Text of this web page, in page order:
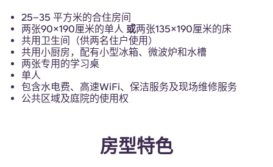
Portuguese
25–35 平方米的合住房间
两张90×190厘米的单人 或两张135×190厘米的床
共用卫生间（供两名住户使用）
共用小厨房，配有小型冰箱、微波炉和水槽
两张专用的学习桌
单人
包含水电费、高速WiFi、保洁服务及现场维修服务
公共区域及庭院的使用权
房型特色